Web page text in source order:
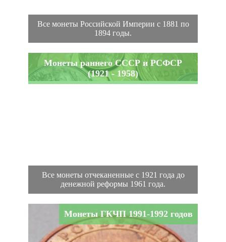
Все монеты Российской Империи с 1881 по
1894 годы.
Монеты раннего СССР и РСФСР
(1921 - 1958)
Все монеты отчеканенные с 1921 года до
денежной реформы 1961 года.
Монеты ГКЧП 1991-1992 годов